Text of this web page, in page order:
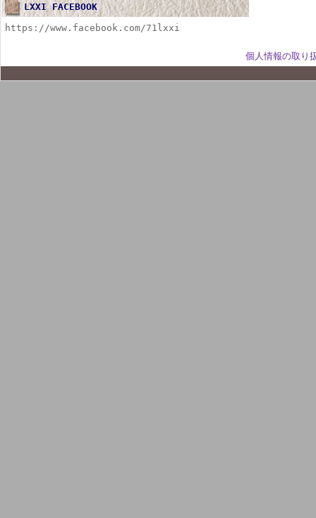
LXXI FACEBOOK
https://www.facebook.com/71lxxi
個人情報の取り